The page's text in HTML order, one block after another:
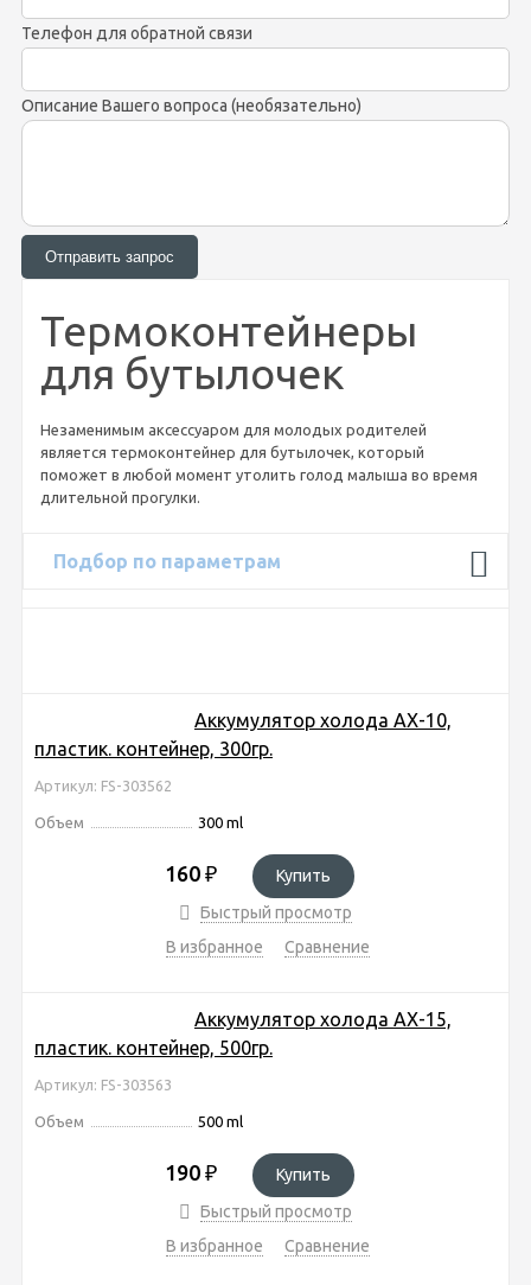
Телефон для обратной связи
Описание Вашего вопроса (необязательно)
Термоконтейнеры
для бутылочек
Незаменимым аксессуаром для молодых родителей
является термоконтейнер для бутылочек, который
поможет в любой момент утолить голод малыша во время
длительной прогулки.
Подбор по параметрам
Аккумулятор холода AX-10,
пластик. контейнер, 300гр.
Артикул: FS-303562
Объем 300 ml
160 ₽
Купить
Быстрый просмотр
В избранное
Сравнение
Аккумулятор холода AX-15,
пластик. контейнер, 500гр.
Артикул: FS-303563
Объем 500 ml
190 ₽
Купить
Быстрый просмотр
В избранное
Сравнение